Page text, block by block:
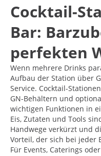
Cocktail-
Bar:
perfekten
Wenn mehrere Drinks
Aufbau der Station über
Service. Cocktail-
GN-Behältern und
wichtigen Funktionen in
Eis, Zutaten und Tools
Handwege verkürzt und
Vorteil, der sich bei jeder
Für Events, Caterings